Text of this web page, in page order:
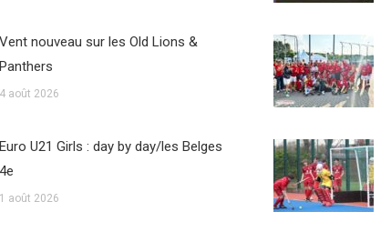
Vent nouveau sur les Old Lions &
Panthers
4 août 2026
Euro U21 Girls : day by day/les Belges
4e
1 août 2026